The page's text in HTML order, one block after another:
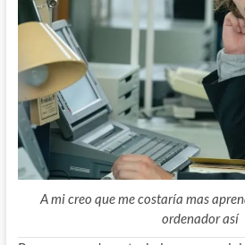
A mi creo que me costaría mas
ordenador así